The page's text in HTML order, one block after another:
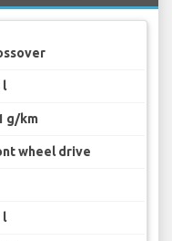
l
g/km
wheel drive
l